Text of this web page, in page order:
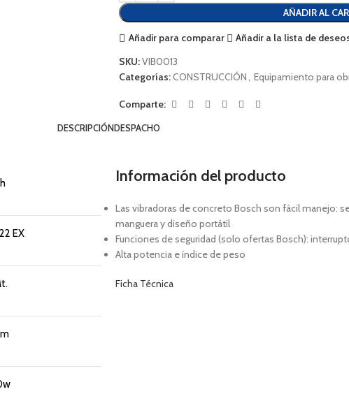
AÑADIR AL
Añadir para comparar
Añadir a la lista de
SKU:VIB0013
Categorías:CONSTRUCCIÓN Equipamiento para
Comparte:
DESCRIPCIÓNDESPACHO
EX
Información del producto
Las vibradoras de concreto Bosch son fácil manejo:
manguera y diseño portátil
Funciones de seguridad (solo ofertas Bosch):
Alta potencia e índice de peso
Ficha Técnica